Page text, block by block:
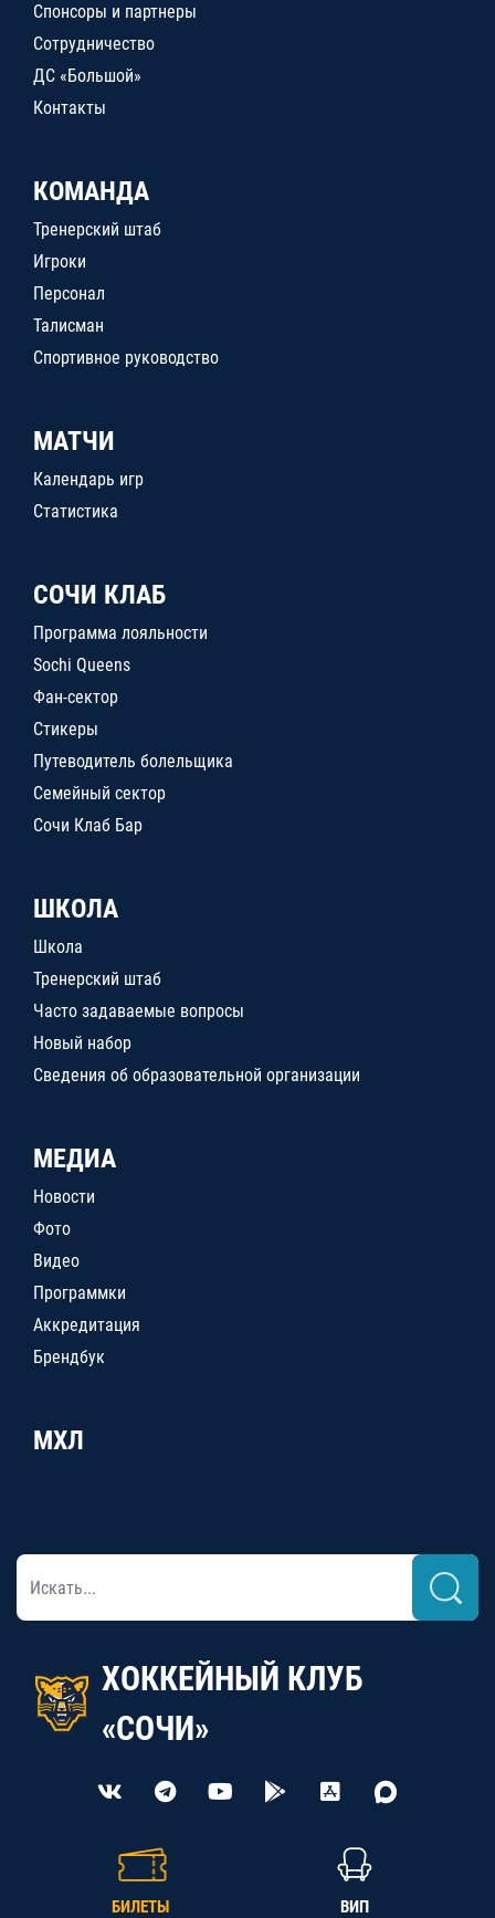
Спонсоры и партнеры
Сотрудничество
ДС «Большой»
Контакты
КОМАНДА
Тренерский штаб
Игроки
Персонал
Талисман
Спортивное руководство
МАТЧИ
Календарь игр
Статистика
СОЧИ КЛАБ
Программа лояльности
Sochi Queens
Фан-сектор
Стикеры
Путеводитель болельщика
Семейный сектор
Сочи Клаб Бар
ШКОЛА
Школа
Тренерский штаб
Часто задаваемые вопросы
Новый набор
Сведения об образовательной организации
МЕДИА
Новости
Фото
Видео
Программки
Аккредитация
Брендбук
МХЛ
ХОККЕЙНЫЙ КЛУБ
«СОЧИ»
БИЛЕТЫ ВИП